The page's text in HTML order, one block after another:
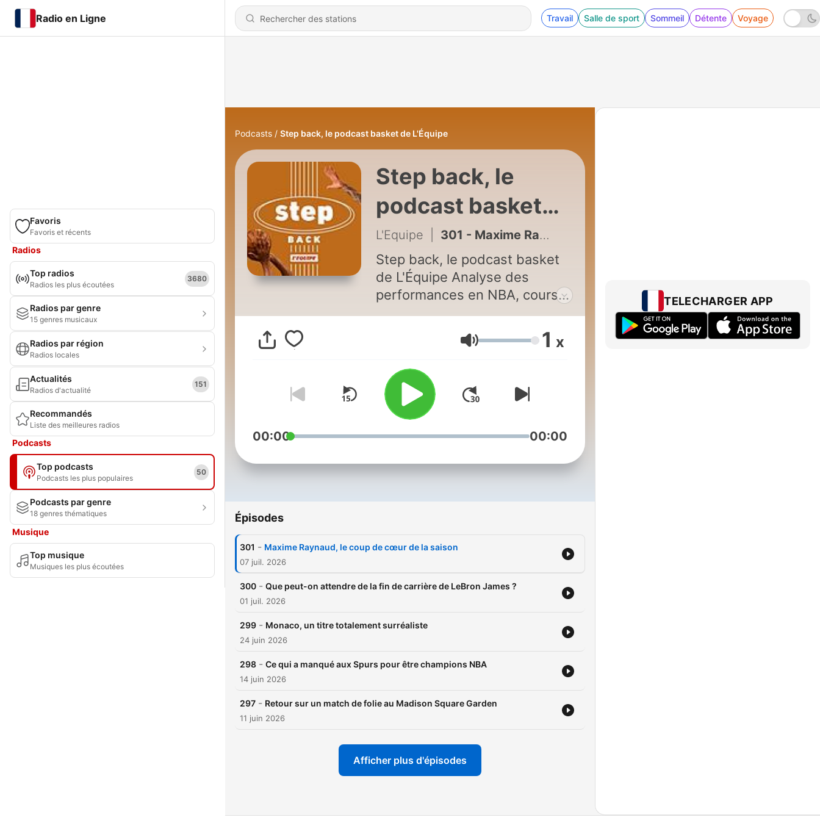
Radio en Ligne Travail Salle de sport Sommeil Détente Voyage
Favoris
Favoris et récents
Radios
Top radios
Radios les plus écoutées
3680
Radios par genre
15 genres musicaux
Radios par région
Radios locales
Actualités
Radios d'actualité
151
Recommandés
Liste des meilleures radios
Podcasts
Top podcasts
Podcasts les plus populaires
50
Podcasts par genre
18 genres thématiques
Musique
Top musique
Musiques les plus écoutées
Podcasts Step back, le podcast basket de L'Équipe
Step back, le
podcast basket
de L'Équipe
L'Equipe 301 - Maxime Raynaud, le coup de cœur de la saison
Step back, le podcast basket
de L'Équipe Analyse des
performances en NBA, course
au MVP, exploits en Euroligue,
sans oublier les Bleus et les
moments forts du basket en
France : tous les vendredis,
plongez dans l’actualité du
basket avec la rédaction de
L’Équipe. Un podcast présenté
par Xavier Colombani et
Ausha. Visitez
confidentialite pour plus
Volume 1 x
00:00 00:00
Épisodes
301 - Maxime Raynaud, le coup de cœur de la saison
07 juil. 2026
300 - Que peut-on attendre de la fin de carrière de LeBron James ?
01 juil. 2026
299 - Monaco, un titre totalement surréaliste
24 juin 2026
298 - Ce qui a manqué aux Spurs pour être champions NBA
14 juin 2026
297 - Retour sur un match de folie au Madison Square Garden
11 juin 2026
Afficher plus d'épisodes
TELECHARGER APP